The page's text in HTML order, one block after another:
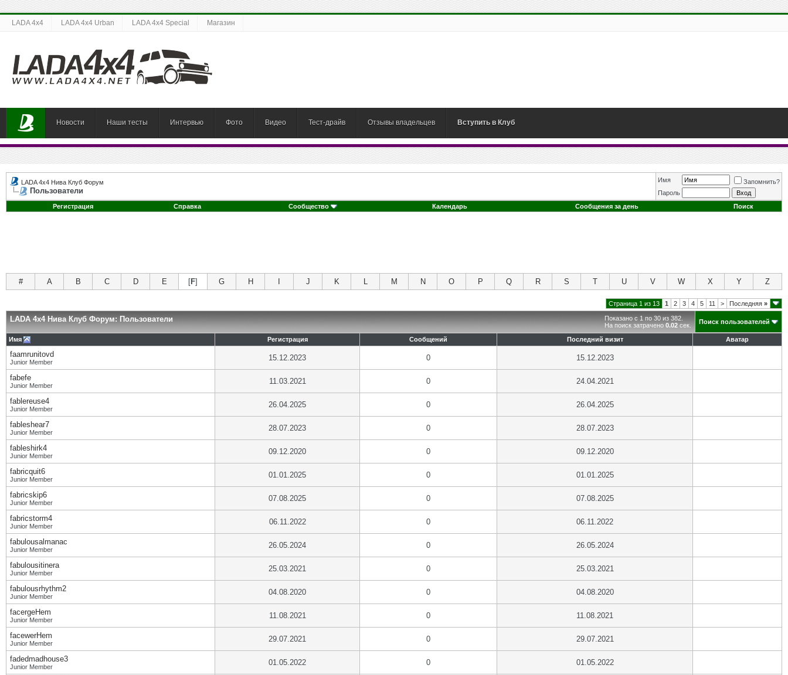
LADA 4x4 LADA 4x4 Urban LADA 4x4 Special Магазин
Новости Наши тесты Интервью Фото Видео Тест-драйв Отзывы владельцев Вступить в Клуб
LADA 4x4 Нива Клуб Форум
Пользователи
Имя
Запомнить?
Пароль
Регистрация
Справка Сообщество Календарь Сообщения за день Поиск
# A B C D E [F] G H J K L M N O P Q R S T U V W X Y Z
Страница 1 из 13 1 2 3 4 5 11 > Последняя »
Показано с 1 по 30 из 382.
На поиск затрачено 0.02 сек.
LADA 4x4 Нива Клуб Форум: Пользователи Поиск пользователей
Имя Регистрация Сообщений Последний визит Аватар
faamrunitovd
Junior Member 15.12.2023 0 15.12.2023
fabefe
Junior Member 11.03.2021 0 24.04.2021
fablereuse4
Junior Member 26.04.2025 0 26.04.2025
fableshear7
Junior Member 28.07.2023 0 28.07.2023
fableshirk4
Junior Member 09.12.2020 0 09.12.2020
fabricquit6
Junior Member 01.01.2025 0 01.01.2025
fabricskip6
Junior Member 07.08.2025 0 07.08.2025
fabricstorm4
Junior Member 06.11.2022 0 06.11.2022
fabulousalmanac
Junior Member 26.05.2024 0 26.05.2024
fabulousitinera
Junior Member 25.03.2021 0 25.03.2021
fabulousrhythm2
Junior Member 04.08.2020 0 04.08.2020
facergeHem
Junior Member 11.08.2021 0 11.08.2021
facewerHem
Junior Member 29.07.2021 0 29.07.2021
fadedmadhouse3
Junior Member 01.05.2022 0 01.05.2022